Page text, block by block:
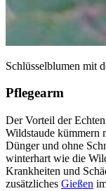
Schlüsselblumen mit
Pflegearm
Der Vorteil der
Wildstaude kümmern
Dünger und ohne
winterhart wie die
Krankheiten und
zusätzliches Gießen